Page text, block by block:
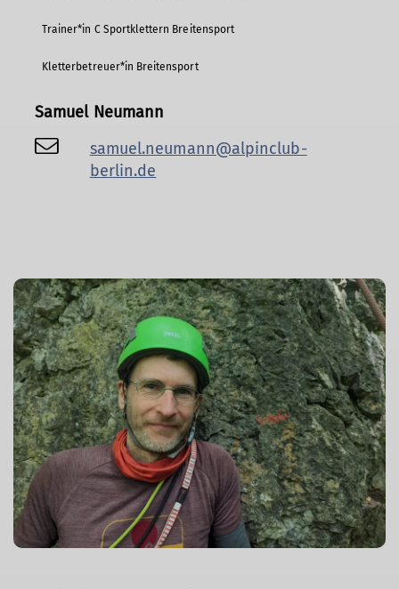
Trainer*in C Sportklettern Breitensport
Kletterbetreuer*in Breitensport
Samuel Neumann
samuel.neumann@alpinclub-
berlin.de